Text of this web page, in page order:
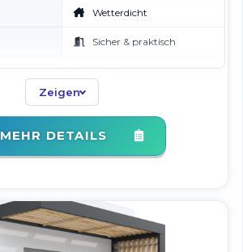
Wetterdicht
Sicher & praktisch
Profi-Montage
Zeigen
MEHR DETAILS